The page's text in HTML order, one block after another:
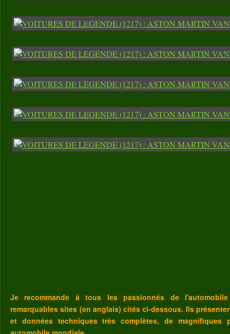
Je recommande à tous les passionnés de
remarquables sites (en anglais) cités ci-dessous. Ils
et données techniques très complètes, de magnifiques